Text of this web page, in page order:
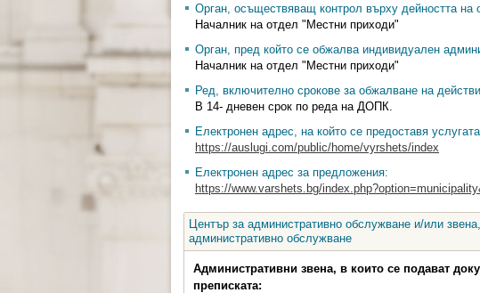
Орган, осъществяващ контрол върху дейността на
Началник на отдел "Местни приходи"
Орган, пред който се обжалва индивидуален
Началник на отдел "Местни приходи"
Ред, включително срокове за обжалване на
В 14- дневен срок по реда на ДОПК.
Електронен адрес, на който се предоставя
https://auslugi.com/public/home/vyrshets/index
Електронен адрес за предложения:
https://www.varshets.bg/
Център за административно обслужване и/или
административно обслужване
Административни звена, в които се подават
преписката: